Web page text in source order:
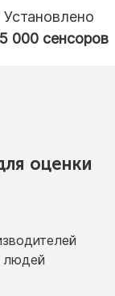
Установлено
000 сенсоров
оценки
людей